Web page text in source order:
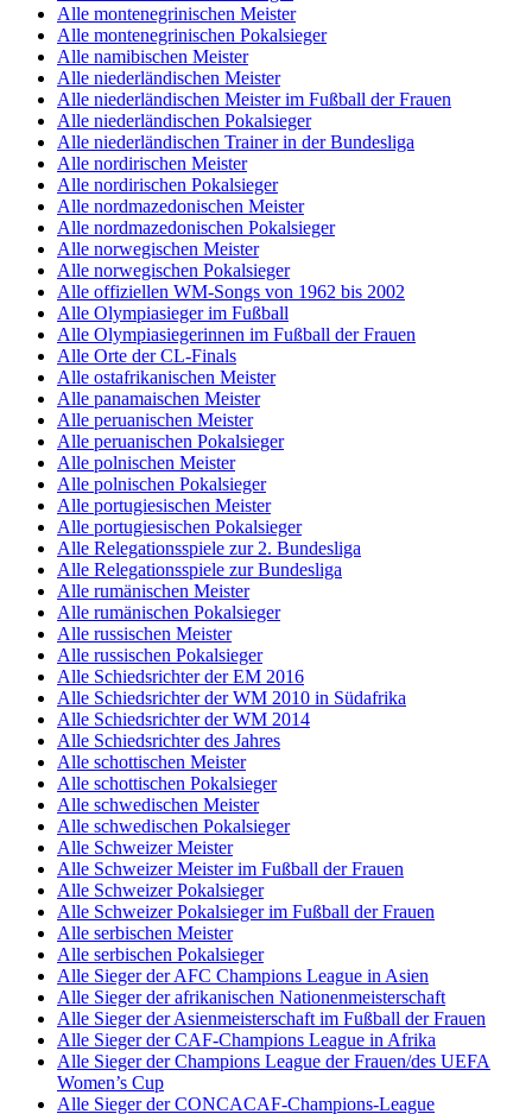
Alle montenegrinischen Meister
Alle montenegrinischen Pokalsieger
Alle namibischen Meister
Alle niederländischen Meister
Alle niederländischen Meister im Fußball der Frauen
Alle niederländischen Pokalsieger
Alle niederländischen Trainer in der Bundesliga
Alle nordirischen Meister
Alle nordirischen Pokalsieger
Alle nordmazedonischen Meister
Alle nordmazedonischen Pokalsieger
Alle norwegischen Meister
Alle norwegischen Pokalsieger
Alle offiziellen WM-Songs von 1962 bis 2002
Alle Olympiasieger im Fußball
Alle Olympiasiegerinnen im Fußball der Frauen
Alle Orte der CL-Finals
Alle ostafrikanischen Meister
Alle panamaischen Meister
Alle peruanischen Meister
Alle peruanischen Pokalsieger
Alle polnischen Meister
Alle polnischen Pokalsieger
Alle portugiesischen Meister
Alle portugiesischen Pokalsieger
Alle Relegationsspiele zur 2. Bundesliga
Alle Relegationsspiele zur Bundesliga
Alle rumänischen Meister
Alle rumänischen Pokalsieger
Alle russischen Meister
Alle russischen Pokalsieger
Alle Schiedsrichter der EM 2016
Alle Schiedsrichter der WM 2010 in Südafrika
Alle Schiedsrichter der WM 2014
Alle Schiedsrichter des Jahres
Alle schottischen Meister
Alle schottischen Pokalsieger
Alle schwedischen Meister
Alle schwedischen Pokalsieger
Alle Schweizer Meister
Alle Schweizer Meister im Fußball der Frauen
Alle Schweizer Pokalsieger
Alle Schweizer Pokalsieger im Fußball der Frauen
Alle serbischen Meister
Alle serbischen Pokalsieger
Alle Sieger der AFC Champions League in Asien
Alle Sieger der afrikanischen Nationenmeisterschaft
Alle Sieger der Asienmeisterschaft im Fußball der Frauen
Alle Sieger der CAF-Champions League in Afrika
Alle Sieger der Champions League der Frauen/des UEFA
Women’s Cup
Alle Sieger der CONCACAF-Champions-League